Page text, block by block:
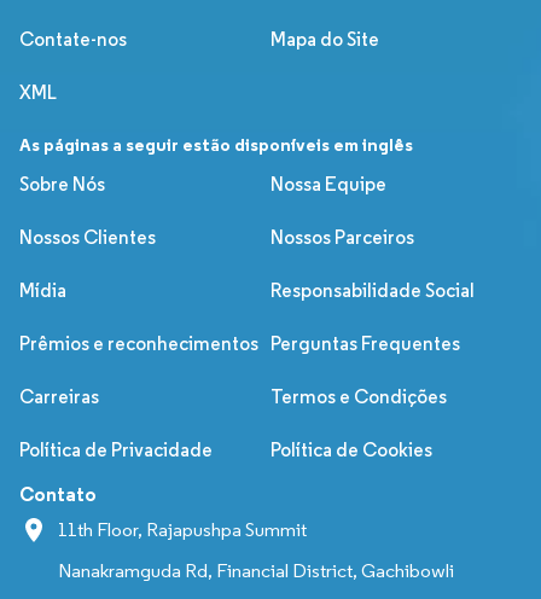
Contate-nos Mapa do Site
XML
As páginas a seguir estão disponíveis em inglês
Sobre Nós
Nossa Equipe
Nossos Clientes Nossos Parceiros
Mídia Responsabilidade Social
Prêmios e reconhecimentos Perguntas Frequentes
Carreiras Termos e Condições
Política de Privacidade Política de Cookies
Contato
11th Floor, Rajapushpa Summit
Nanakramguda Rd, Financial District, Gachibowli